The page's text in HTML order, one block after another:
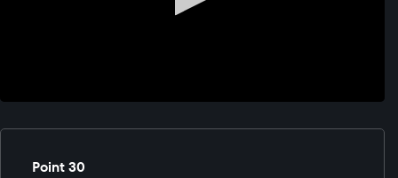
Point 30